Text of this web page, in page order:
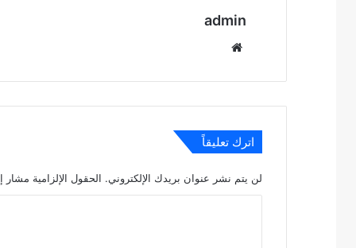
admin
اترك تعليقاً
لن يتم نشر عنوان بريدك الإلكتروني. الحقول الإلزامية مشار